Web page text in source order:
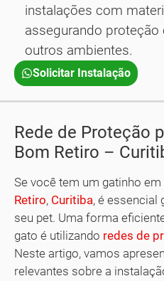
instalações com
assegurando proteção
outros ambientes.
Solicitar Instalação
Rede de Proteção
Bom Retiro –
Se você tem um gatinho
Retiro, Curitiba, é essencial
seu pet. Uma forma
gato é utilizando redes de
Neste artigo, vamos
relevantes sobre a